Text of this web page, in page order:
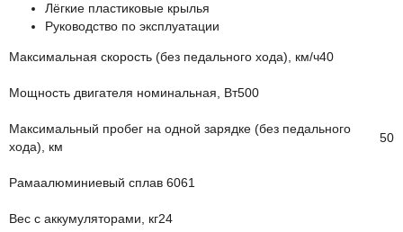
Лёгкие пластиковые крылья
Руководство по эксплуатации
Максимальная скорость (без педального хода), км/ч40
Мощность двигателя номинальная, Вт500
Максимальный пробег на одной зарядке (без педального
хода), км
50
Рамаалюминиевый сплав 6061
Вес с аккумуляторами, кг24